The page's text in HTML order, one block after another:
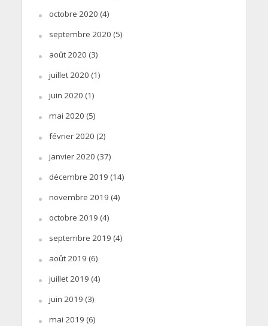
octobre 2020 (4)
septembre 2020 (5)
août 2020 (3)
juillet 2020 (1)
juin 2020 (1)
mai 2020 (5)
février 2020 (2)
janvier 2020 (37)
décembre 2019 (14)
novembre 2019 (4)
octobre 2019 (4)
septembre 2019 (4)
août 2019 (6)
juillet 2019 (4)
juin 2019 (3)
mai 2019 (6)